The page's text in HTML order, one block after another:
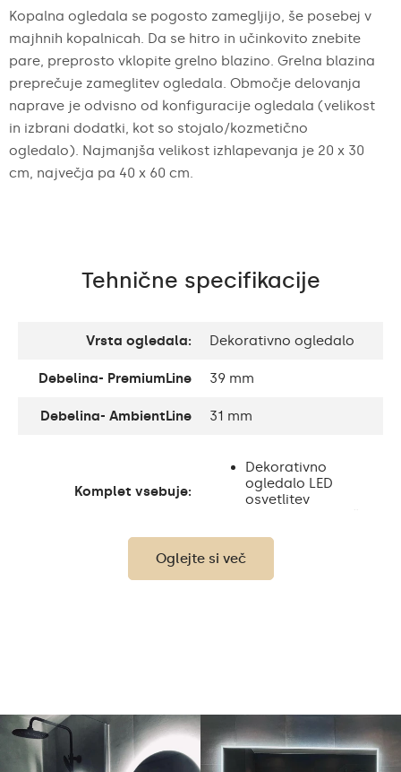
Kopalna ogledala se pogosto zamegljijo, še posebej v
majhnih kopalnicah. Da se hitro in učinkovito znebite
pare, preprosto vklopite grelno blazino. Grelna blazina
preprečuje zameglitev ogledala. Območje delovanja
naprave je odvisno od konfiguracije ogledala (velikost
in izbrani dodatki, kot so stojalo/kozmetično
ogledalo). Najmanjša velikost izhlapevanja je 20 x 30
cm, največja pa 40 x 60 cm.
Tehnične specifikacije
Vrsta ogledala: Dekorativno ogledalo
Debelina- PremiumLine 39 mm
Debelina- AmbientLine 31 mm
Komplet vsebuje:
Dekorativno
ogledalo LED
osvetlitev
Debelina steklene
plošče:
Življenjska doba LED:
Do 15 000 ur
Oglejte si več